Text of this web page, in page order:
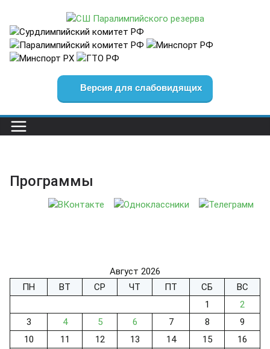
содержимому
Версия для слабовидящих
Программы
Август 2026
ПН
ВТ СР ЧТ ПТ СБ
ВС
1
2
3
4 5 6 7 8
9
10
11 12 13 14 15
16